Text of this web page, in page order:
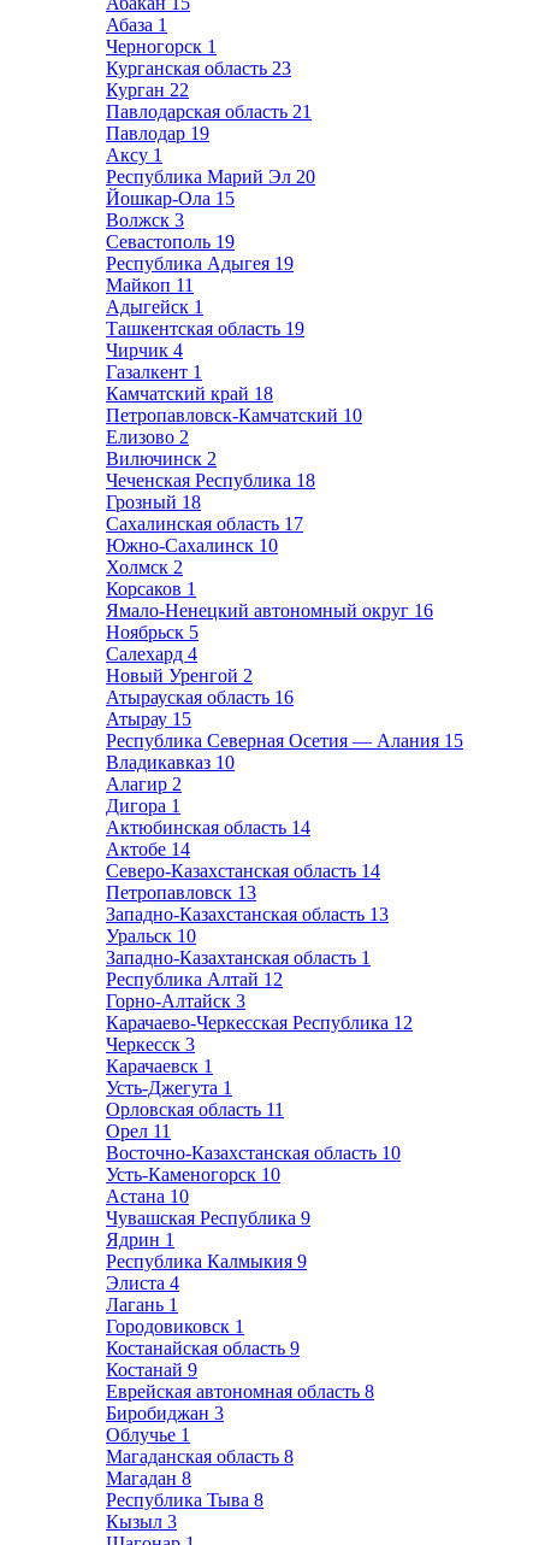
Абаза 1
Черногорск 1
Курганская область 23
Курган 22
Павлодарская область 21
Павлодар 19
Аксу 1
Республика Марий Эл 20
Йошкар-Ола 15
Волжск 3
Севастополь 19
Республика Адыгея 19
Майкоп 11
Адыгейск 1
Ташкентская область 19
Чирчик 4
Газалкент 1
Камчатский край 18
Петропавловск-Камчатский 10
Елизово 2
Вилючинск 2
Чеченская Республика 18
Грозный 18
Сахалинская область 17
Южно-Сахалинск 10
Холмск 2
Корсаков 1
Ямало-Ненецкий автономный округ 16
Ноябрьск 5
Салехард 4
Новый Уренгой 2
Атырауская область 16
Атырау 15
Республика Северная Осетия — Алания 15
Владикавказ 10
Алагир 2
Дигора 1
Актюбинская область 14
Актобе 14
Северо-Казахстанская область 14
Петропавловск 13
Западно-Казахстанская область 13
Уральск 10
Западно-Казахтанская область 1
Республика Алтай 12
Горно-Алтайск 3
Карачаево-Черкесская Республика 12
Черкесск 3
Карачаевск 1
Усть-Джегута 1
Орловская область 11
Орел 11
Восточно-Казахстанская область 10
Усть-Каменогорск 10
Астана 10
Чувашская Республика 9
Ядрин 1
Республика Калмыкия 9
Элиста 4
Лагань 1
Городовиковск 1
Костанайская область 9
Костанай 9
Еврейская автономная область 8
Биробиджан 3
Облучье 1
Магаданская область 8
Магадан 8
Республика Тыва 8
Кызыл 3